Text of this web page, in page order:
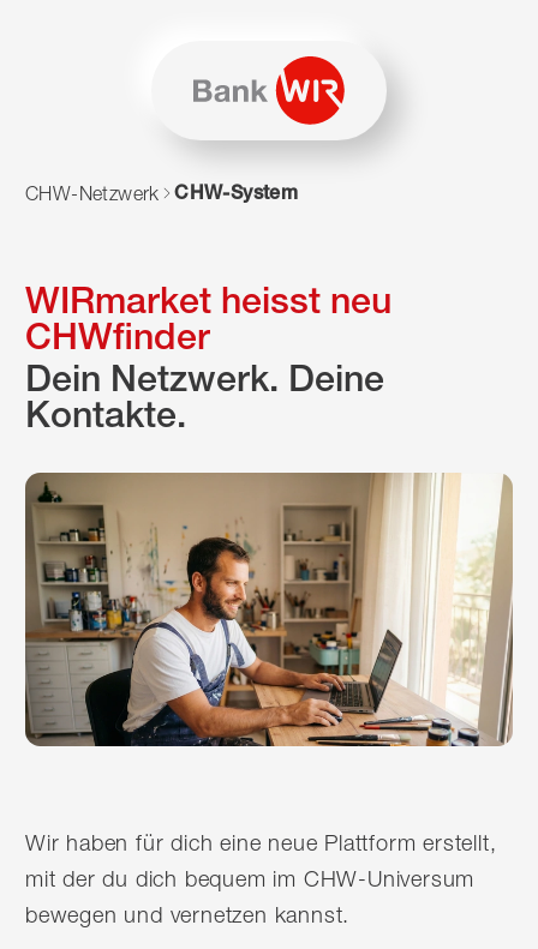
Zum Navigieren dieser Seite wird JavaScript benötigt.
CHW-Netzwerk CHW-System
WIRmarket heisst neu
CHWfinder
Dein Netzwerk. Deine
Kontakte.
Wir haben für dich eine neue Plattform erstellt,
mit der du dich bequem im CHW-Universum
bewegen und vernetzen kannst.